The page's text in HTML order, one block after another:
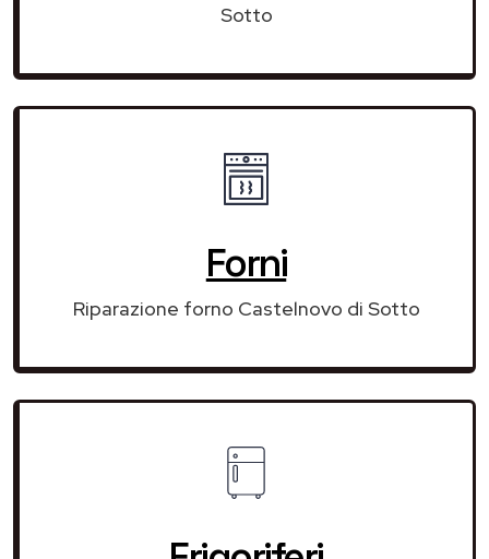
Sotto
Forni
Riparazione forno Castelnovo di Sotto